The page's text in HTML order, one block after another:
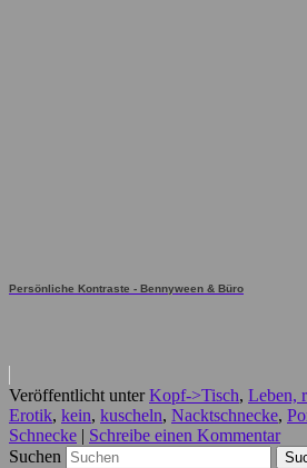
Persönliche Kontraste - Bennyween & Büro
Veröffentlicht unter Kopf->Tisch, Leben,
Erotik, kein, kuscheln, Nacktschnecke,
Schnecke | Schreibe einen Kommentar
Suchen